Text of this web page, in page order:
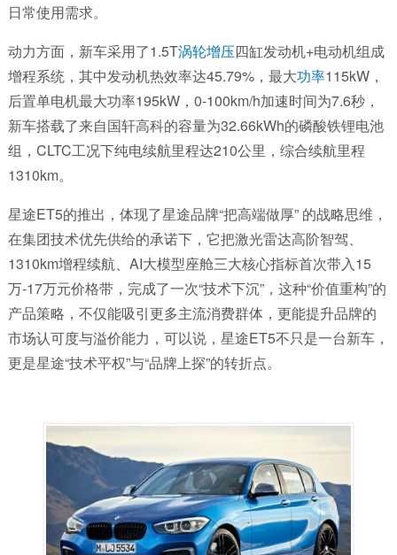
日常使用需求。
动力方面，新车采用了1.5T涡轮增压四缸发动机+电动机组成
增程系统，其中发动机热效率达45.79%，最大功率115kW，
后置单电机最大功率195kW，0-100km/h加速时间为7.6秒，
新车搭载了来自国轩高科的容量为32.66kWh的磷酸铁锂电池
组，CLTC工况下纯电续航里程达210公里，综合续航里程
1310km。
星途ET5的推出，体现了星途品牌“把高端做厚” 的战略思维，
在集团技术优先供给的承诺下，它把激光雷达高阶智驾、
1310km增程续航、AI大模型座舱三大核心指标首次带入15
万-17万元价格带，完成了一次“技术下沉”，这种“价值重构”的
产品策略，不仅能吸引更多主流消费群体，更能提升品牌的
市场认可度与溢价能力，可以说，星途ET5不只是一台新车，
更是星途“技术平权”与“品牌上探”的转折点。